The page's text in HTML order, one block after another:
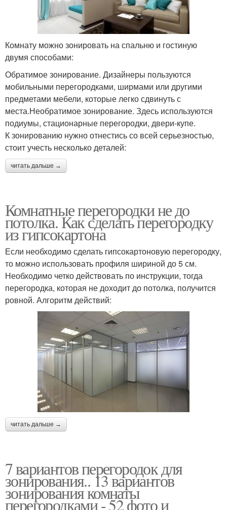
Комнату можно зонировать на спальню и гостиную
двумя способами:
Обратимое зонирование. Дизайнеры пользуются
мобильными перегородками, ширмами или другими
предметами мебели, которые легко сдвинуть с
места.Необратимое зонирование. Здесь используются
подиумы, стационарные перегородки, двери-купе.
К зонированию нужно отнестись со всей серьезностью,
стоит учесть несколько деталей:
читать дальше →
Комнатные перегородки не до
потолка. Как сделать перегородку
из гипсокартона
Если необходимо сделать гипсокартоновую перегородку,
то можно использовать профиля шириной до 5 см.
Необходимо четко действовать по инструкции, тогда
перегородка, которая не доходит до потолка, получится
ровной. Алгоритм действий:
читать дальше →
7 вариантов перегородок для
зонирования.. 13 вариантов
зонирования комнаты
перегородками - 52 фото и